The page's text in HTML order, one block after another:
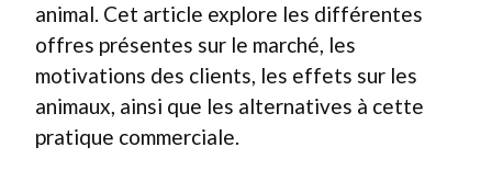
animal. Cet article explore les différentes
offres présentes sur le marché, les
motivations des clients, les effets sur les
animaux, ainsi que les alternatives à cette
pratique commerciale.